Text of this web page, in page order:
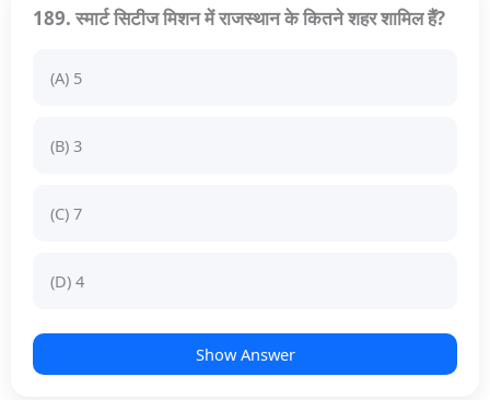
189. स्मार्ट सिटीज मिशन में राजस्थान के कितने शहर शामिल हैं?
(A) 5
(B) 3
(C) 7
(D) 4
Show Answer